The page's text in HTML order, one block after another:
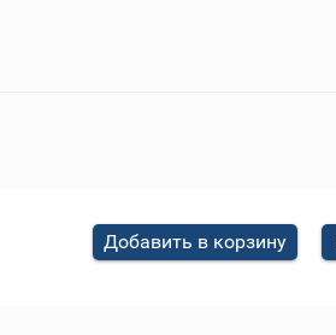
Добавить в корзину